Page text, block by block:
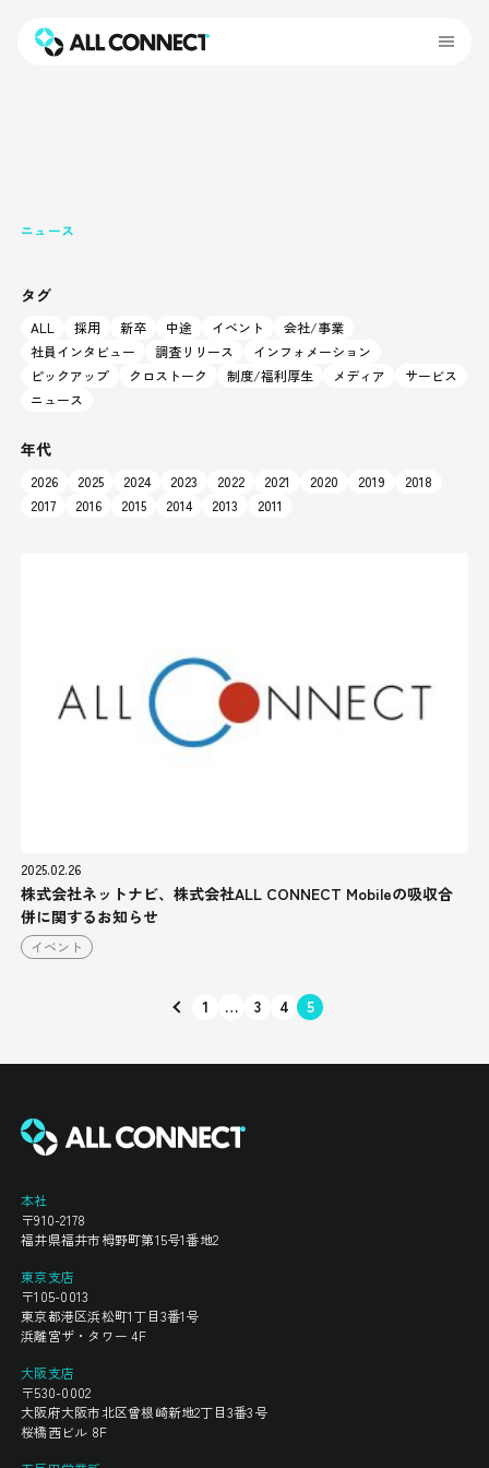
ニュース
タグ
ALL 採用 新卒 中途 イベント
会社/事業
社員インタビュー
調査リリース
インフォメーション
ピックアップ
クロストーク 制度/福利厚生 メディア
サービス
ニュース
年代
2026 2025 2024 2023 2022 2021 2020 2019
2018
2017
2016 2015 2014 2013 2011
2025.02.26
株式会社ネットナビ、株式会社ALL CONNECT Mobileの吸収合
併に関するお知らせ
イベント
1 … 3 4 5
本社
〒910-2178
福井県福井市栂野町第15号1番地2
東京支店
〒105-0013
東京都港区浜松町1丁目3番1号
浜離宮ザ・タワー 4F
大阪支店
〒530-0002
大阪府大阪市北区曾根崎新地2丁目3番3号
桜橋西ビル 8F